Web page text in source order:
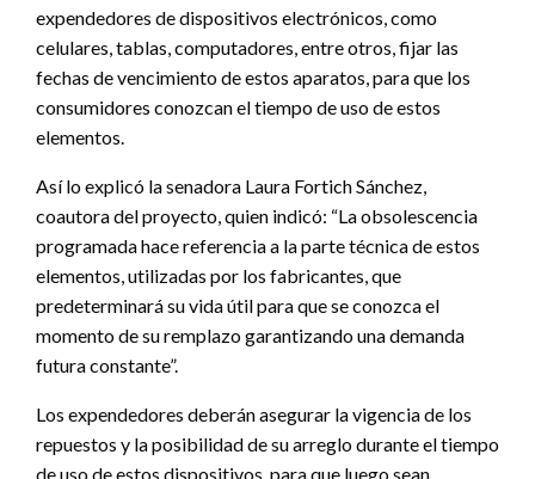
expendedores de dispositivos electrónicos, como
celulares, tablas, computadores, entre otros, fijar las
fechas de vencimiento de estos aparatos, para que los
consumidores conozcan el tiempo de uso de estos
elementos.
Así lo explicó la senadora Laura Fortich Sánchez,
coautora del proyecto, quien indicó: “La obsolescencia
programada hace referencia a la parte técnica de estos
elementos, utilizadas por los fabricantes, que
predeterminará su vida útil para que se conozca el
momento de su remplazo garantizando una demanda
futura constante”.
Los expendedores deberán asegurar la vigencia de los
repuestos y la posibilidad de su arreglo durante el tiempo
de uso de estos dispositivos, para que luego sean